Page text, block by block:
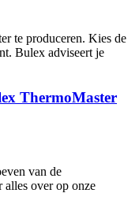
te produceren. Kies de
Bulex adviseert je
ThermoMaster
van de
alles over op onze